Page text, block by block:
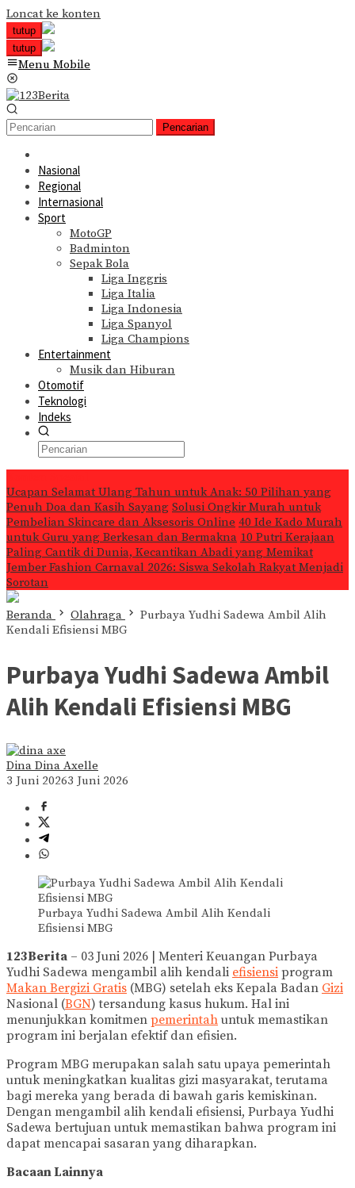
Loncat ke konten
tutup
tutup
Menu Mobile
Pencarian
Nasional
Regional
Internasional
Sport
MotoGP
Badminton
Sepak Bola
Liga Inggris
Liga Italia
Liga Indonesia
Liga Spanyol
Liga Champions
Entertainment
Musik dan Hiburan
Otomotif
Teknologi
Indeks
Ucapan Selamat Ulang Tahun untuk Anak: 50 Pilihan yang
Penuh Doa dan Kasih Sayang Solusi Ongkir Murah untuk
Pembelian Skincare dan Aksesoris Online 40 Ide Kado Murah
untuk Guru yang Berkesan dan Bermakna 10 Putri Kerajaan
Paling Cantik di Dunia, Kecantikan Abadi yang Memikat
Jember Fashion Carnaval 2026: Siswa Sekolah Rakyat Menjadi
Sorotan
Beranda Olahraga
Purbaya Yudhi Sadewa Ambil Alih
Kendali Efisiensi MBG
Purbaya Yudhi Sadewa Ambil
Alih Kendali Efisiensi MBG
Dina Dina Axelle
3 Juni 20263 Juni 2026
Purbaya Yudhi Sadewa Ambil Alih Kendali
Efisiensi MBG
123Berita – 03 Juni 2026 | Menteri Keuangan Purbaya
Yudhi Sadewa mengambil alih kendali efisiensi program
Makan Bergizi Gratis (MBG) setelah eks Kepala Badan Gizi
Nasional (BGN) tersandung kasus hukum. Hal ini
menunjukkan komitmen pemerintah untuk memastikan
program ini berjalan efektif dan efisien.
Program MBG merupakan salah satu upaya pemerintah
untuk meningkatkan kualitas gizi masyarakat, terutama
bagi mereka yang berada di bawah garis kemiskinan.
Dengan mengambil alih kendali efisiensi, Purbaya Yudhi
Sadewa bertujuan untuk memastikan bahwa program ini
dapat mencapai sasaran yang diharapkan.
Bacaan Lainnya